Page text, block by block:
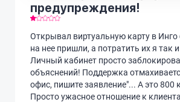
предупреждения!
Открывал виртуальную карту в Инго
на нее пришли, а потратить их я так
Личный кабинет просто
объяснений! Поддержка
офис, пишите заявление"... А это 800
Просто ужасное отношение к